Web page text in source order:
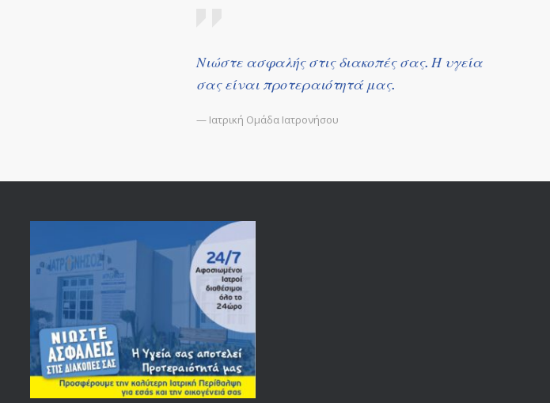
Νιώστε ασφαλής στις διακοπές σας. Η υγεία
σας είναι προτεραιότητά μας.
— Ιατρική Ομάδα Ιατρονήσου